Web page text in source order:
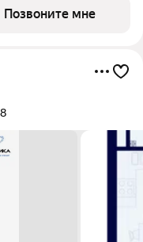
формат для тех, кто
Позвоните мне